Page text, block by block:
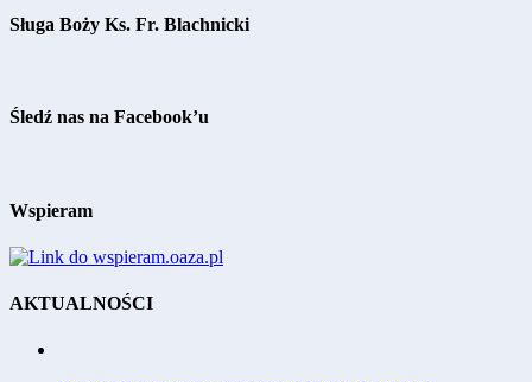
Sługa Boży Ks. Fr. Blachnicki
Śledź nas na Facebook’u
Wspieram
AKTUALNOŚCI